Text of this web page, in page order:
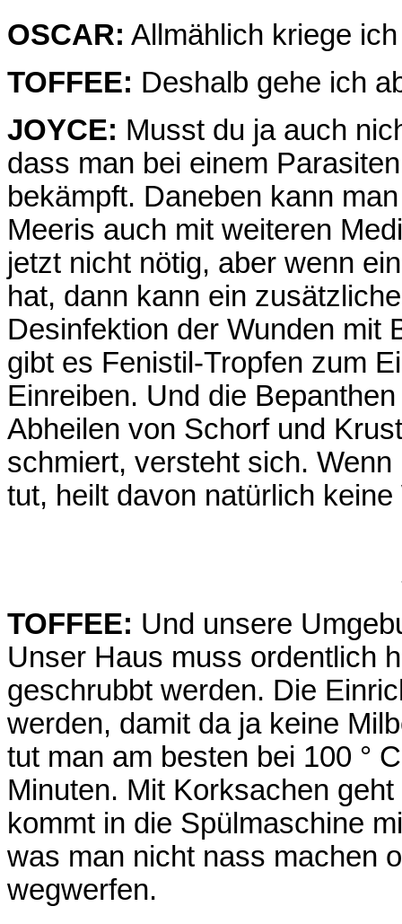
OSCAR: Allmählich kriege
TOFFEE: Deshalb gehe ich
JOYCE: Musst du ja auch
dass man bei einem
bekämpft. Daneben kann
Meeris auch mit weiteren
jetzt nicht nötig, aber wenn
hat, dann kann ein
Desinfektion der Wunden mit
gibt es Fenistil-Tropfen zum
Einreiben. Und die
Abheilen von Schorf und
schmiert, versteht sich.
tut, heilt davon natürlich
TOFFEE: Und unsere
Unser Haus muss ordentlich
geschrubbt werden. Die
werden, damit da ja keine
tut man am besten bei 100 °
Minuten. Mit Korksachen
kommt in die Spülmaschine
was man nicht nass machen
wegwerfen.